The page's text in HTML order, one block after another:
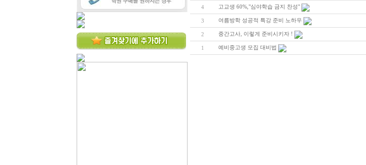
4 고교생 60%,"심야학습 금지 찬성"
3 여름방학 성공적 특강 준비 노하우
2 중간고사, 이렇게 준비시키자 !
1 예비중고생 모집 대비법